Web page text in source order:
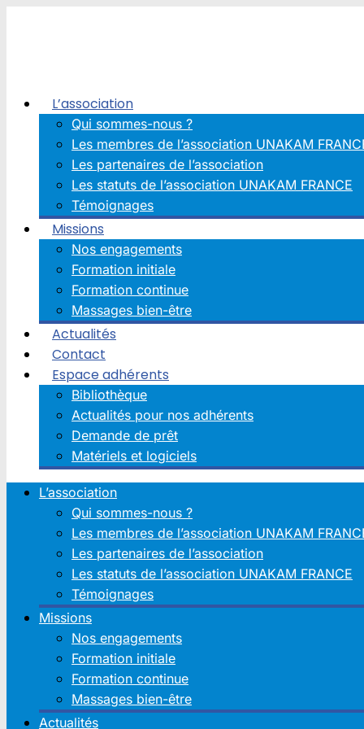
L’association
Qui sommes-nous ?
Les membres de l’association UNAKAM
Les partenaires de l’association
Les statuts de l’association UNAKAM FRANCE
Témoignages
Missions
Nos engagements
Formation initiale
Formation continue
Massages bien-être
Actualités
Contact
Espace adhérents
Bibliothèque
Actualités pour nos adhérents
Demande de prêt
Matériels et logiciels
L’association
Qui sommes-nous ?
Les membres de l’association UNAKAM
Les partenaires de l’association
Les statuts de l’association UNAKAM FRANCE
Témoignages
Missions
Nos engagements
Formation initiale
Formation continue
Massages bien-être
Actualités